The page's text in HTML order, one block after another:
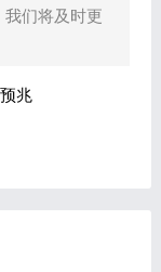
们将及时更
兆